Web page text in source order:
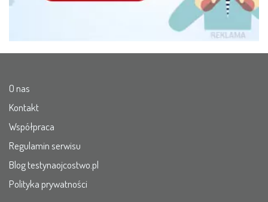
O nas
Kontakt
Współpraca
Regulamin serwisu
Blog testynaojcostwo.pl
Polityka prywatności